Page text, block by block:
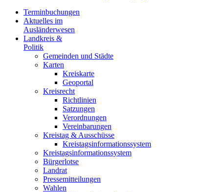
Terminbuchungen
Aktuelles im
Ausländerwesen
Landkreis &
Politik
Gemeinden und Städte
Karten
Kreiskarte
Geoportal
Kreisrecht
Richtlinien
Satzungen
Verordnungen
Vereinbarungen
Kreistag & Ausschüsse
Kreistagsinformationssystem
Kreistagsinformationssystem
Bürgerlotse
Landrat
Pressemitteilungen
Wahlen